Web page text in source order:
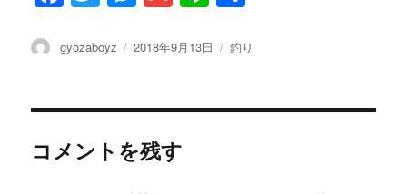
c
b
o
o
it
r
se
g
er
ai e
投
gyozaboyz
投
2018年9月13日
カ
釣り
コメントを残す